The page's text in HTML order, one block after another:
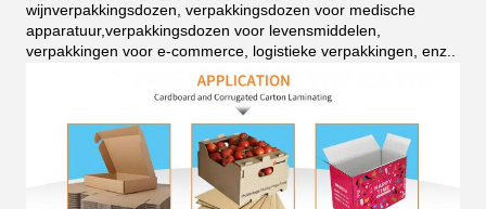
wijnverpakkingsdozen, verpakkingsdozen voor medische
apparatuur,verpakkingsdozen voor levensmiddelen,
verpakkingen voor e-commerce, logistieke verpakkingen, enz.